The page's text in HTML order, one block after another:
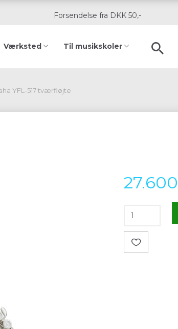
Forsendelse fra DKK 50,-
Værksted Til musikskoler
YFL-517 tværfløjte